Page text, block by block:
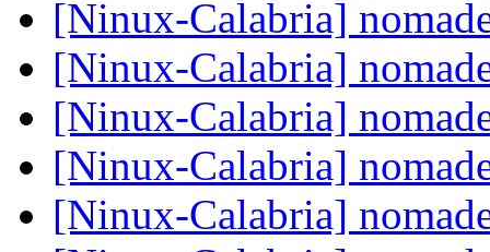
[Ninux-Calabria]
[Ninux-Calabria]
[Ninux-Calabria]
[Ninux-Calabria]
[Ninux-Calabria]